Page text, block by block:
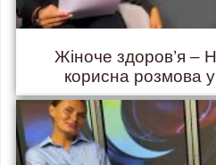
Жіноче здоров’я –
корисна розмова